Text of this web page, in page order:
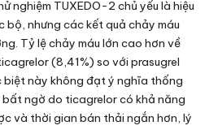
nghiệm TUXEDO-2 chủ yếu là hiệu
bộ, nhưng các kết quả chảy máu
Tỷ lệ chảy máu lớn cao hơn về
(8,41%) so với prasugrel
biệt này không đạt ý nghĩa thống
bất ngờ do ticagrelor có khả năng
và thời gian bán thải ngắn hơn, lý